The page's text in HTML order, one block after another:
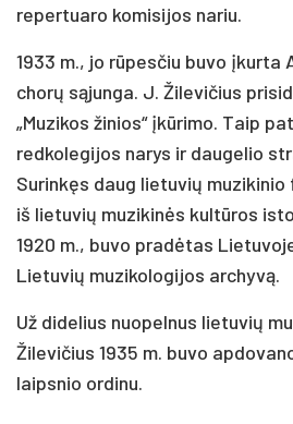
repertuaro komisijos nariu.
1933 m., jo rūpesčiu buvo įkurta
chorų sąjunga. J. Žilevičius
„Muzikos žinios“ įkūrimo. Taip
redkolegijos narys ir daugelio
Surinkęs daug lietuvių
iš lietuvių muzikinės kultūros
1920 m., buvo pradėtas
Lietuvių muzikologijos archyvą.
Už didelius nuopelnus lietuvių
Žilevičius 1935 m. buvo
laipsnio ordinu.